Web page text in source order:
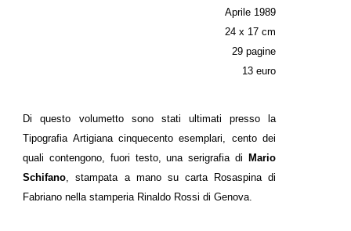
Aprile 1989
24 x 17 cm
29 pagine
13 euro
Di questo volumetto sono stati ultimati presso la
Tipografia Artigiana cinquecento esemplari, cento dei
quali contengono, fuori testo, una serigrafia di
Mario
Schifano , stampata a mano su carta Rosaspina di
Fabriano nella stamperia Rinaldo Rossi di Genova.